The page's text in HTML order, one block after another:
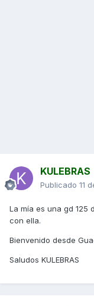
KULEBRAS
Publicado 11
La mía es una gd 125
con ella.
Bienvenido desde
Saludos KULEBRAS